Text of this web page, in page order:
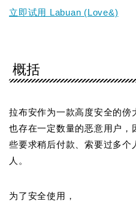
立即试用 Labuan (Love&)
概括
拉布安作为一款高度安全的
也存在一定数量的恶意用户，
些要求稍后付款、索要过多个
人。
为了安全使用，